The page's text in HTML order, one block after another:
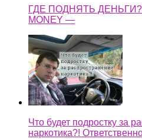
ГДЕ ПОДНЯТЬ ДЕНЬГИ?!
MONEY —
Что будет подростку за
наркотика?!